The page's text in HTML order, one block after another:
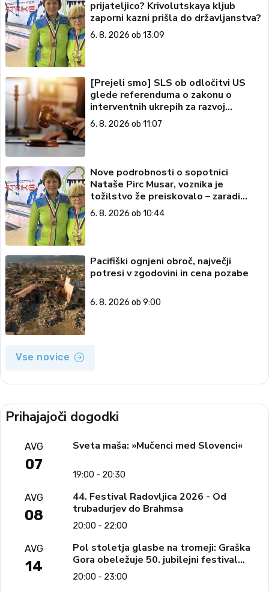
prijateljico? Krivolutskaya kljub
zaporni kazni prišla do državljanstva?
6. 8. 2026 ob 13:09
[Prejeli smo] SLS ob odločitvi US
glede referenduma o zakonu o
interventnih ukrepih za razvoj
Slovenije
6. 8. 2026 ob 11:07
Nove podrobnosti o sopotnici
Nataše Pirc Musar, voznika je
tožilstvo že preiskovalo – zaradi
trgovine z drogami
6. 8. 2026 ob 10:44
Pacifiški ognjeni obroč, največji
potresi v zgodovini in cena pozabe
6. 8. 2026 ob 9:00
Vse novice
Prihajajoči dogodki
AVG
07
Sveta maša: »Mučenci med Slovenci«
19:00 - 20:30
AVG
08
44. Festival Radovljica 2026 - Od
trubadurjev do Brahmsa
20:00 - 22:00
AVG
14
Pol stoletja glasbe na tromeji: Graška
Gora obeležuje 50. jubilejni festival
narodno-zabavne glasbe
20:00 - 23:00